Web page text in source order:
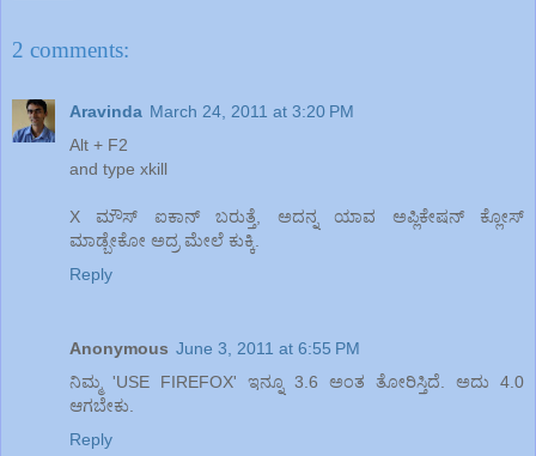
2 comments:
Aravinda March 24, 2011 at 3:20 PM
Alt + F2
and type xkill
X ಮೌಸ್ ಐಕಾನ್ ಬರುತ್ತೆ, ಅದನ್ನ ಯಾವ ಅಪ್ಲಿಕೇಷನ್ ಕ್ಲೋಸ್
ಮಾಡ್ಬೇಕೋ ಅದ್ರ ಮೇಲೆ ಕುಕ್ಕಿ.
Reply
Anonymous June 3, 2011 at 6:55 PM
ನಿಮ್ಮ 'USE FIREFOX' ಇನ್ನೂ 3.6 ಅಂತ ತೋರಿಸ್ತಿದೆ. ಅದು 4.0
ಆಗಬೇಕು.
Reply